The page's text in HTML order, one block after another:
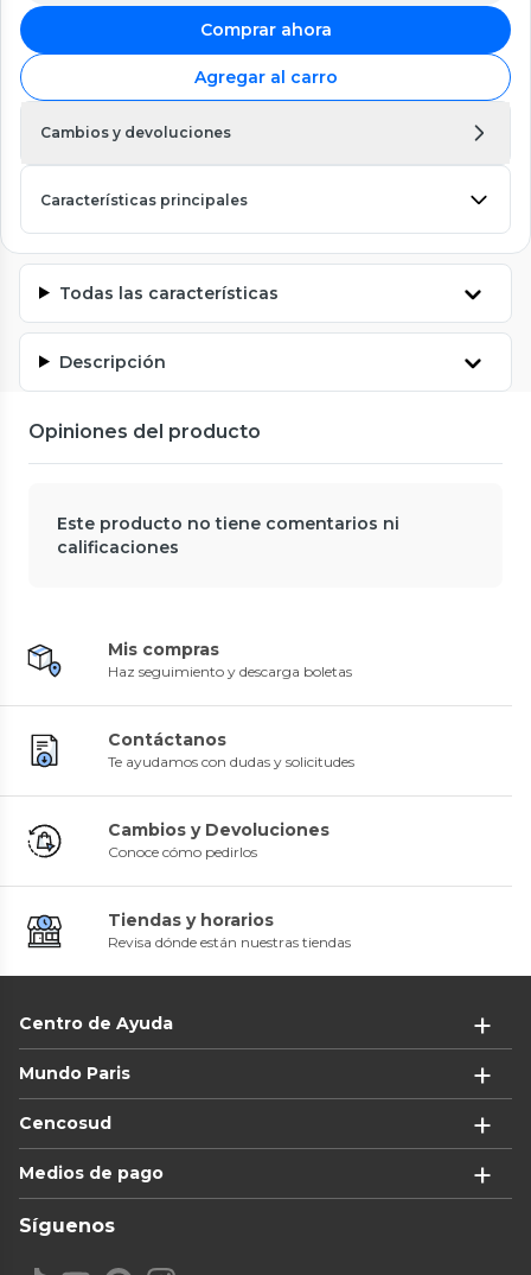
Comprar ahora
Agregar al carro
Cambios y devoluciones
Características principales
Todas las características
Descripción
Opiniones del producto
Este producto no tiene comentarios ni
calificaciones
Mis compras
Haz seguimiento y descarga boletas
Contáctanos
Te ayudamos con dudas y solicitudes
Cambios y Devoluciones
Conoce cómo pedirlos
Tiendas y horarios
Revisa dónde están nuestras tiendas
Centro de Ayuda
Mundo Paris
Cencosud
Medios de pago
Síguenos